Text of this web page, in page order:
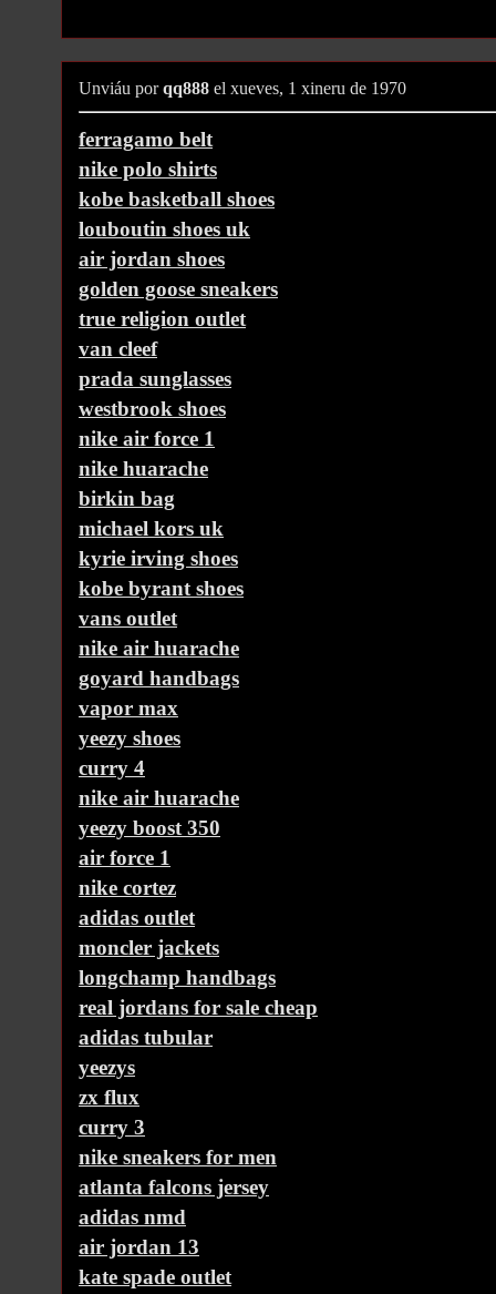
Unviáu porqq888 el xueves, 1 xineru de 1970
ferragamo belt
nike polo shirts
kobe basketball shoes
louboutin shoes uk
air jordan shoes
golden goose sneakers
true religion outlet
van cleef
prada sunglasses
westbrook shoes
nike air force 1
nike huarache
birkin bag
michael kors uk
kyrie irving shoes
kobe byrant shoes
vans outlet
nike air huarache
goyard handbags
vapor max
yeezy shoes
curry 4
nike air huarache
yeezy boost 350
air force 1
nike cortez
adidas outlet
moncler jackets
longchamp handbags
real jordans for sale cheap
adidas tubular
yeezys
zx flux
curry 3
nike sneakers for men
atlanta falcons jersey
adidas nmd
air jordan 13
kate spade outlet